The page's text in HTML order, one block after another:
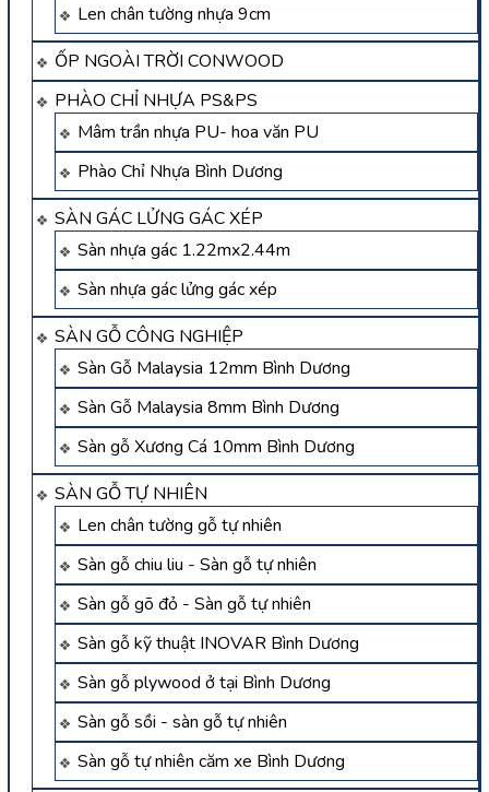
Len chân tường nhựa 9cm
ỐP NGOÀI TRỜI CONWOOD
PHÀO CHỈ NHỰA PS&PS
Mâm trần nhựa PU- hoa văn PU
Phào Chỉ Nhựa Bình Dương
SÀN GÁC LỬNG GÁC XÉP
Sàn nhựa gác 1.22mx2.44m
Sàn nhựa gác lửng gác xép
SÀN GỖ CÔNG NGHIỆP
Sàn Gỗ Malaysia 12mm Bình Dương
Sàn Gỗ Malaysia 8mm Bình Dương
Sàn gỗ Xương Cá 10mm Bình Dương
SÀN GỖ TỰ NHIÊN
Len chân tường gỗ tự nhiên
Sàn gỗ chiu liu - Sàn gỗ tự nhiên
Sàn gỗ gõ đỏ - Sàn gỗ tự nhiên
Sàn gỗ kỹ thuật INOVAR Bình Dương
Sàn gỗ plywood ở tại Bình Dương
Sàn gỗ sồi - sàn gỗ tự nhiên
Sàn gỗ tự nhiên căm xe Bình Dương